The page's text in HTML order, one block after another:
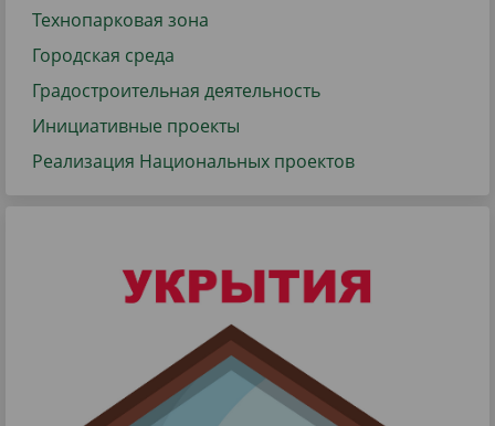
Технопарковая зона
Городская среда
Градостроительная деятельность
Инициативные проекты
Реализация Национальных проектов